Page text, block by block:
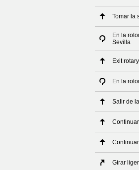
Tomar la
En la
Sevilla
Exit
En la
Salir de
Girar